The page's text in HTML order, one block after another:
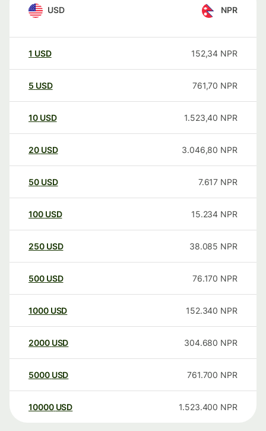
USD NPR
1 USD 152,34 NPR
5 USD 761,70 NPR
10 USD 1.523,40 NPR
20 USD 3.046,80 NPR
50 USD 7.617 NPR
100 USD 15.234 NPR
250 USD 38.085 NPR
500 USD 76.170 NPR
1000 USD 152.340 NPR
2000 USD 304.680 NPR
5000 USD 761.700 NPR
10000 USD 1.523.400 NPR